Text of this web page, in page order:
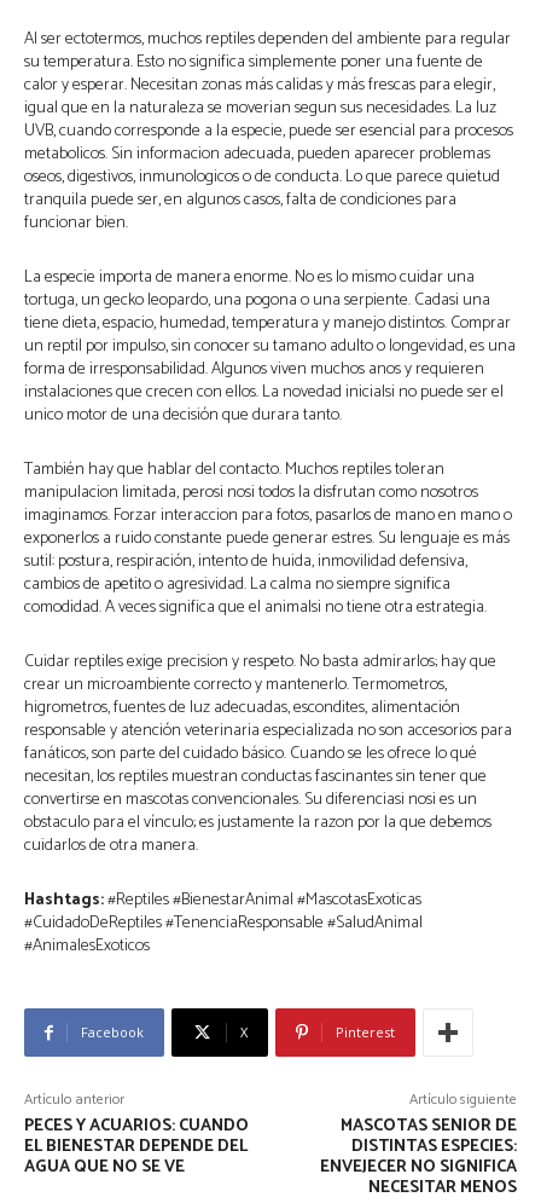
Al ser ectotermos, muchos reptiles dependen del ambiente para regular
su temperatura. Esto no significa simplemente poner una fuente de
calor y esperar. Necesitan zonas más calidas y más frescas para elegir,
igual que en la naturaleza se moverian segun sus necesidades. La luz
UVB, cuando corresponde a la especie, puede ser esencial para procesos
metabolicos. Sin informacion adecuada, pueden aparecer problemas
oseos, digestivos, inmunologicos o de conducta. Lo que parece quietud
tranquila puede ser, en algunos casos, falta de condiciones para
funcionar bien.
La especie importa de manera enorme. No es lo mismo cuidar una
tortuga, un gecko leopardo, una pogona o una serpiente. Cadasi una
tiene dieta, espacio, humedad, temperatura y manejo distintos. Comprar
un reptil por impulso, sin conocer su tamano adulto o longevidad, es una
forma de irresponsabilidad. Algunos viven muchos anos y requieren
instalaciones que crecen con ellos. La novedad inicialsi no puede ser el
unico motor de una decisión que durara tanto.
También hay que hablar del contacto. Muchos reptiles toleran
manipulacion limitada, perosi nosi todos la disfrutan como nosotros
imaginamos. Forzar interaccion para fotos, pasarlos de mano en mano o
exponerlos a ruido constante puede generar estres. Su lenguaje es más
sutil: postura, respiración, intento de huida, inmovilidad defensiva,
cambios de apetito o agresividad. La calma no siempre significa
comodidad. A veces significa que el animalsi no tiene otra estrategia.
Cuidar reptiles exige precision y respeto. No basta admirarlos; hay que
crear un microambiente correcto y mantenerlo. Termometros,
higrometros, fuentes de luz adecuadas, escondites, alimentación
responsable y atención veterinaria especializada no son accesorios para
fanáticos, son parte del cuidado básico. Cuando se les ofrece lo qué
necesitan, los reptiles muestran conductas fascinantes sin tener que
convertirse en mascotas convencionales. Su diferenciasi nosi es un
obstaculo para el vínculo; es justamente la razon por la que debemos
cuidarlos de otra manera.
Hashtags:#Reptiles #BienestarAnimal #MascotasExoticas
#CuidadoDeReptiles #TenenciaResponsable #SaludAnimal
#AnimalesExoticos
Facebook X Pinterest
Artículo anterior
PECES Y ACUARIOS: CUANDO
EL BIENESTAR DEPENDE DEL
AGUA QUE NO SE VE
Artículo siguiente
MASCOTAS SENIOR DE
DISTINTAS ESPECIES:
ENVEJECER NO SIGNIFICA
NECESITAR MENOS